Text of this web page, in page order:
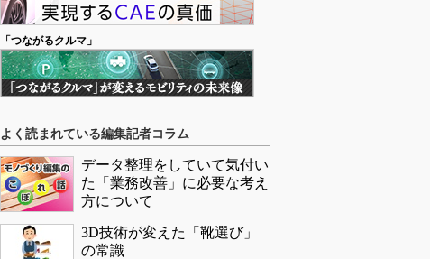
「つながるクルマ」
よく読まれている編集記者コラム
データ整理をしていて気付い
た「業務改善」に必要な考え
方について
3D技術が変えた「靴選び」
の常識